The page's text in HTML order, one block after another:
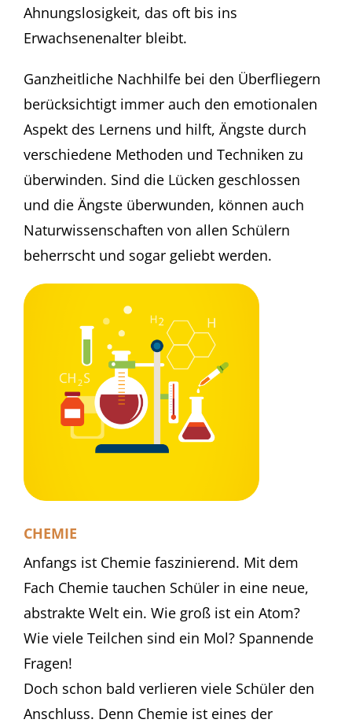
Ahnungslosigkeit, das oft bis ins
Erwachsenenalter bleibt.
Ganzheitliche Nachhilfe bei den Überfliegern
berücksichtigt immer auch den emotionalen
Aspekt des Lernens und hilft, Ängste durch
verschiedene Methoden und Techniken zu
überwinden. Sind die Lücken geschlossen
und die Ängste überwunden, können auch
Naturwissenschaften von allen Schülern
beherrscht und sogar geliebt werden.
CHEMIE
Anfangs ist Chemie faszinierend. Mit dem
Fach Chemie tauchen Schüler in eine neue,
abstrakte Welt ein. Wie groß ist ein Atom?
Wie viele Teilchen sind ein Mol? Spannende
Fragen!
Doch schon bald verlieren viele Schüler den
Anschluss. Denn Chemie ist eines der